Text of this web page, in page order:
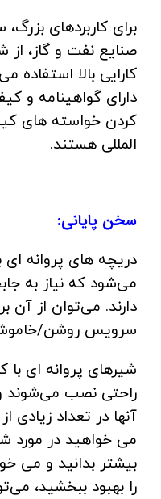
برای کاربردهای بزرگ،
صنایع نفت و گاز، از
کارایی بالا استفاده
دارای گواهینامه و
کردن خواسته های
المللی هستند.
سخن پایانی:
دریچه های پروانه ای
می‌شود که نیاز به
دارند. می‌توان از آن
سرویس روشن/خاموش
شیرهای پروانه ای با
راحتی نصب می‌شوند و
آنها در تعداد زیادی
می خواهید در مورد
بیشتر بدانید و می
را بهبود ببخشید،